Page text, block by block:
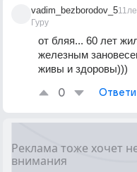
vadim_bezborodov_5
Гуру
от бляя... 60 лет
железным
живы и здоровы)))
0